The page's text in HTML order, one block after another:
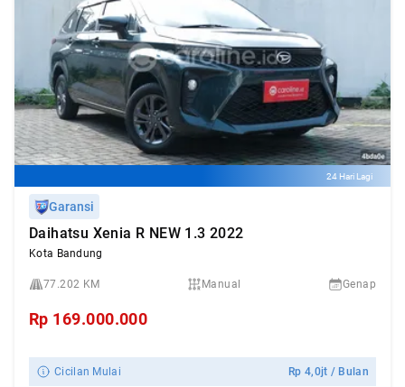
24 Hari Lagi
Garansi
Daihatsu Xenia R NEW 1.3 2022
Kota Bandung
77.202 KM Manual Genap
Rp 169.000.000
Cicilan Mulai Rp4,0jt / Bulan